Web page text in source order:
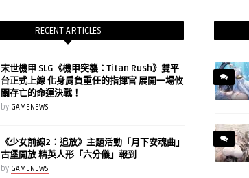
RECENT ARTICLES
末世機甲 SLG《機甲突襲：Titan Rush》雙平
台正式上線 化身肩負重任的指揮官 展開一場攸
關存亡的命運決戰！
by GAMENEWS
《少女前線2：追放》主題活動「月下安魂曲」
古堡開放 精英人形「六分儀」報到
by GAMENEWS